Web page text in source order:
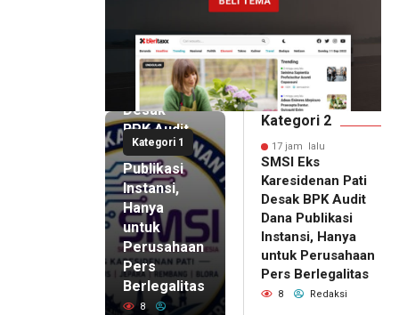
Kategori 1
17 jam lalu
SMSI Eks
Karesidenan
Pati
Desak
BPK Audit
Dana
Publikasi
Instansi,
Hanya
untuk
Perusahaan
Pers
Berlegalitas
8
17 jam lalu
Ketum
DPP
Kategori 2
17 jam lalu
SMSI Eks
Karesidenan Pati
Desak BPK Audit
Dana Publikasi
Instansi, Hanya
untuk Perusahaan
Pers Berlegalitas
8 Redaksi